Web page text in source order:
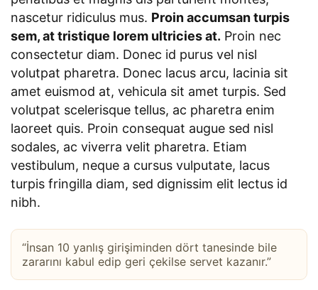
nascetur ridiculus mus. Proin accumsan turpis
sem, at tristique lorem ultricies at. Proin nec
consectetur diam. Donec id purus vel nisl
volutpat pharetra. Donec lacus arcu, lacinia sit
amet euismod at, vehicula sit amet turpis. Sed
volutpat scelerisque tellus, ac pharetra enim
laoreet quis. Proin consequat augue sed nisl
sodales, ac viverra velit pharetra. Etiam
vestibulum, neque a cursus vulputate, lacus
turpis fringilla diam, sed dignissim elit lectus id
nibh.
“İnsan 10 yanlış girişiminden dört tanesinde bile
zararını kabul edip geri çekilse servet kazanır.”